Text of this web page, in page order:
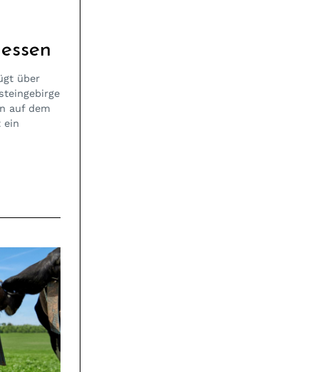
über
auf dem
ein